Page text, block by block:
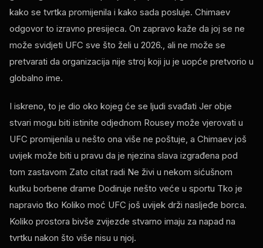
kako se tvrtka promijenila i kako sada posluje. Chimaev
odgovor to izravno presijeca. On zapravo kaže da joj se ne
može svidjeti UFC sve što želi u 2026., ali ne može se
pretvarati da organizacija nije stroj koji ju je uopće pretvorio u
globalno ime.
I iskreno, to je dio oko kojeg će se ljudi svađati Jer obje
stvari mogu biti istinite odjednom Rousey može vjerovati u
UFC promijenila u nešto ona više ne poštuje, a Chimaev još
uvijek može biti u pravu da je njezina slava izgrađena pod
tom zastavom Zato citat radi Ne živi u nekom sićušnom
kutku borbene drame Dodiruje nešto veće u sportu Tko je
napravio tko Koliko moć UFC još uvijek drži nasljeđe borca.
Koliko prostora bivše zvijezde stvarno imaju za napad na
tvrtku nakon što više nisu u njoj.